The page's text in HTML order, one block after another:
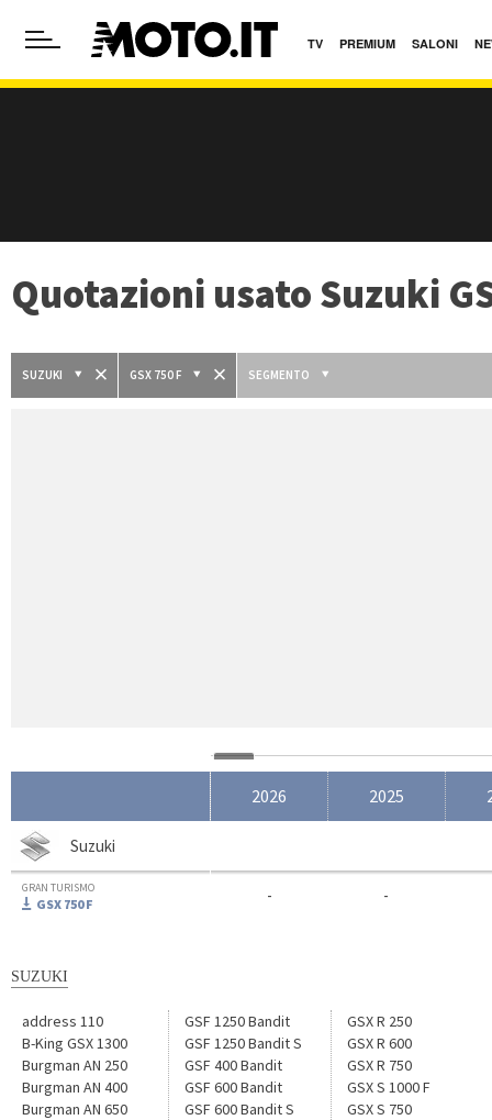
TV PREMIUM SALONI
Quotazioni usato Suzuki
SUZUKI GSX 750 F SEGMENTO
Suzuki
GRAN TURISMO
GSX 750 F
2026 2025
- -
SUZUKI
address 110
B-King GSX 1300
Burgman AN 250
Burgman AN 400
Burgman AN 650
GSF 1250 Bandit
GSF 1250 Bandit S
GSF 400 Bandit
GSF 600 Bandit
GSF 600 Bandit S
GSX R 250
GSX R 600
GSX R 750
GSX S 1000 F
GSX S 750